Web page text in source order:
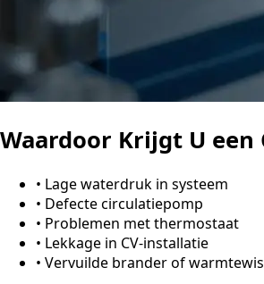
Waardoor Krijgt U een
• Lage waterdruk in systeem
• Defecte circulatiepomp
• Problemen met thermostaat
• Lekkage in CV-installatie
• Vervuilde brander of